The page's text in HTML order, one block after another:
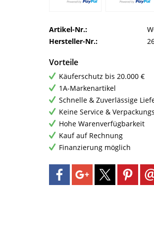
Artikel-Nr.:
Hersteller-Nr.:
Vorteile
Käuferschutz bis 20.000 €
1A-Markenartikel
Schnelle & Zuverlässige
Keine Service &
Hohe Warenverfügbarkeit
Kauf auf Rechnung
Finanzierung möglich